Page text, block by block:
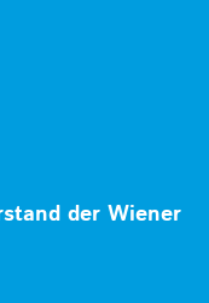
der Wiener